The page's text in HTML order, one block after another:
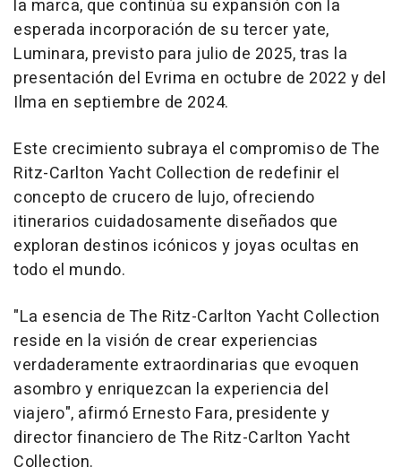
la marca, que continúa su expansión con la
esperada incorporación de su tercer yate,
Luminara, previsto para julio de 2025, tras la
presentación del Evrima en octubre de 2022 y del
Ilma en septiembre de 2024.
Este crecimiento subraya el compromiso de The
Ritz-Carlton Yacht Collection de redefinir el
concepto de crucero de lujo, ofreciendo
itinerarios cuidadosamente diseñados que
exploran destinos icónicos y joyas ocultas en
todo el mundo.
"La esencia de The Ritz-Carlton Yacht Collection
reside en la visión de crear experiencias
verdaderamente extraordinarias que evoquen
asombro y enriquezcan la experiencia del
viajero", afirmó Ernesto Fara, presidente y
director financiero de The Ritz-Carlton Yacht
Collection.